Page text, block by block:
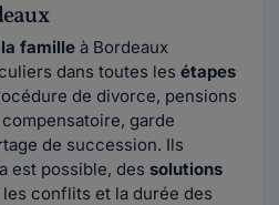
famille à Bordeaux
dans toutes les étapes
de divorce, pensions
garde
de succession. Ils
est possible, des solutions
conflits et la durée des